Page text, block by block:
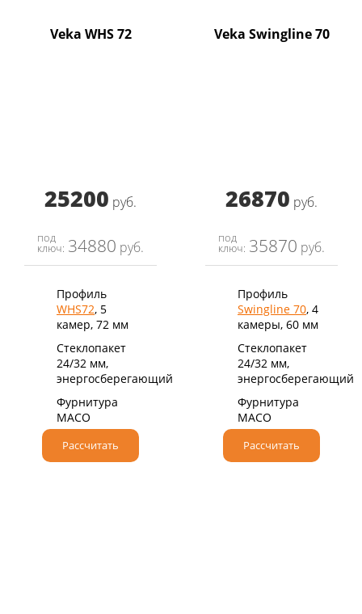
Veka WHS 72
25200 руб.
под
ключ: 34880 руб.
Профиль
WHS72, 5
камер, 72 мм
Стеклопакет
24/32 мм,
энергосберегающий
Фурнитура
MACO
Рассчитать
Veka Swingline 70
26870 руб.
под
ключ: 35870 руб.
Профиль
Swingline 70, 4
камеры, 60 мм
Стеклопакет
24/32 мм,
энергосберегающий
Фурнитура
MACO
Рассчитать